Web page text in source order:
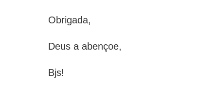
Obrigada,
Deus a abençoe,
Bjs!